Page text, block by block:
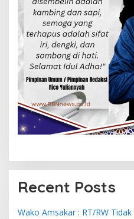
Recent Posts
Wako Amsakar : RT/RW